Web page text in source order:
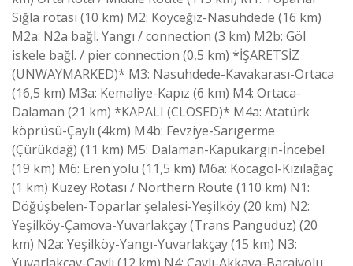
Sığla rotası (10 km) M2: Köyceğiz-Nasuhdede (16 km)
M2a: N2a bağl. Yangı / connection (3 km) M2b: Göl
iskele bağl. / pier connection (0,5 km) *İŞARETSİZ
(UNWAYMARKED)* M3: Nasuhdede-Kavakarası-Ortaca
(16,5 km) M3a: Kemaliye-Kapız (6 km) M4: Ortaca-
Dalaman (21 km) *KAPALI (CLOSED)* M4a: Atatürk
köprüsü-Çaylı (4km) M4b: Fevziye-Sarıgerme
(Çürükdağ) (11 km) M5: Dalaman-Kapukargın-İncebel
(19 km) M6: Eren yolu (11,5 km) M6a: Kocagöl-Kızılağaç
(1 km) Kuzey Rotası / Northern Route (110 km) N1:
Döğüşbelen-Toparlar şelalesi-Yeşilköy (20 km) N2:
Yeşilköy-Çamova-Yuvarlakçay (Trans Panguduz) (20
km) N2a: Yeşilköy-Yangı-Yuvarlakçay (15 km) N3:
Yuvarlakçay-Çaylı (12 km) N4: Çaylı-Akkaya-Barajyolu